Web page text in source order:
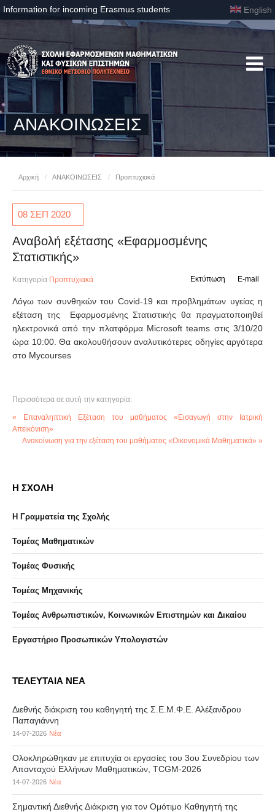
Information for incoming Erasmus students English
ΑΝΑΚΟΙΝΩΣΕΙΣ
Αρχική / ΑΝΑΚΟΙΝΩΣΕΙΣ / Προπτυχιακά
08 ΣΕΠ 2020
Αναβολή εξέτασης «Εφαρμοσμένης
Στατιστικής»
Κατηγορία Προπτυχιακά E-mail
Εκτύπωση
Λόγω των συνθηκών του Covid-19 και προβλημάτων υγείας η
εξέταση της Εφαρμοσμένης Στατιστικής θα πραγματοποιηθεί
ηλεκτρονικά από την πλατφόρμα Microsoft teams στις 3/10/20
ώρα 10:00. Θα ακολουθήσουν αναλυτικότερες οδηγίες αργότερα
στο Mycourses
Περισσότερα σε αυτή την κατηγορία:
« Επαναληπτική Εξέταση του μαθήματος «Εισαγωγή στην Ιατρική
Απεικόνιση»
Ανακοίνωση για την εξέταση του μαθήματος «Οικονομικά Μαθηματικά» »
Η ΣΧΟΛΗ
Η Γραμματεία της Σχολής
Τομέας Μαθηματικών
Τομέας Φυσικής
Τομέας Μηχανικής
Τομέας Ανθρωπιστικών, Κοινωνικών Επιστημών και Δικαίου
Eργαστήριo Προσωπικών Υπολογιστών
ΤΕΛΕΥΤΑΙΑ ΝΕΑ
Διεθνής διάκριση του καθηγητή της Σ.Ε.Μ.Φ.Ε. Αλέξανδρου
Παπαγιάννη
14-07-2026 Νέα
Ολοκληρώθηκαν με επιτυχία οι εργασίες του 3ου Συνεδρίου των
Απανταχού Ελλήνων Μαθηματικών, TCGM-2026
14-07-2026 Νέα
Σημαντική Διεθνής Διάκριση για τον Ομότιμο Καθηγητή της